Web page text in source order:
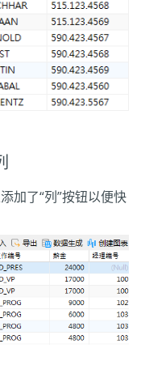
加了“列”按钮以便快